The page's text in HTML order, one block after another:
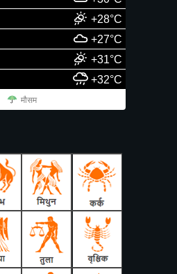
+28°C
+27°C
+31°C
+32°C
मौसम